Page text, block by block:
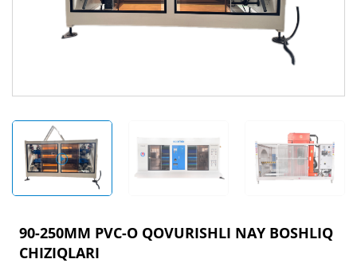
90-250MM PVC-O QOVURISHLI NAY BOSHLIQ
CHIZIQLARI